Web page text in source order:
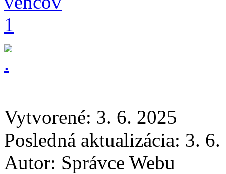
Vytvorené: 3. 6. 2025
Posledná aktualizácia: 3.
Autor: Správce Webu